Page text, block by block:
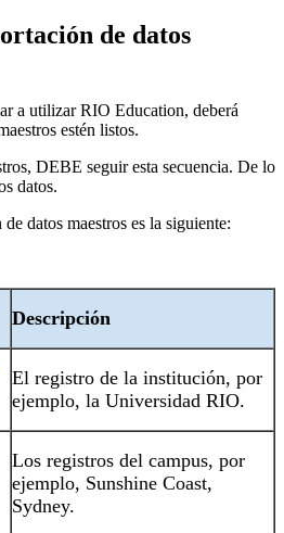
de datos
a utilizar RIO Education, deberá
estén listos.
DEBE seguir esta secuencia. De lo
datos.
datos maestros es la siguiente:
Descripción
El registro de la institución, por
ejemplo, la Universidad RIO.
Los registros del campus, por
ejemplo, Sunshine Coast,
Sydney.